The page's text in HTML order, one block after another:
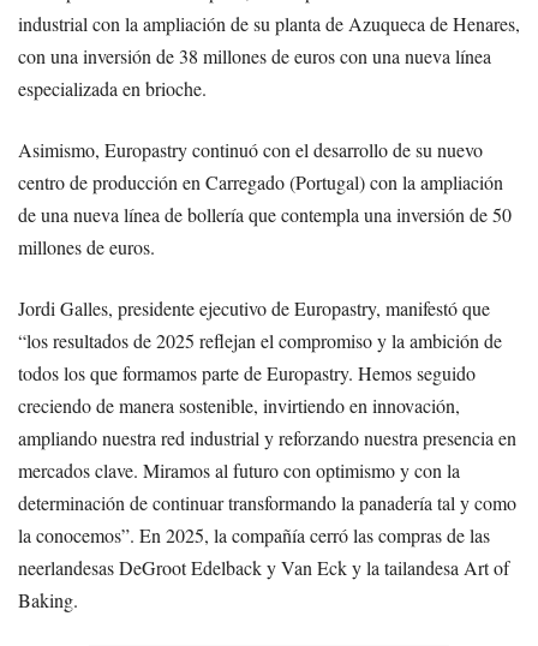
industrial con la ampliación de su planta de Azuqueca de Henares,
con una inversión de 38 millones de euros con una nueva línea
especializada en brioche.
Asimismo, Europastry continuó con el desarrollo de su nuevo
centro de producción en Carregado (Portugal) con la ampliación
de una nueva línea de bollería que contempla una inversión de 50
millones de euros.
Jordi Galles, presidente ejecutivo de Europastry, manifestó que
“los resultados de 2025 reflejan el compromiso y la ambición de
todos los que formamos parte de Europastry. Hemos seguido
creciendo de manera sostenible, invirtiendo en innovación,
ampliando nuestra red industrial y reforzando nuestra presencia en
mercados clave. Miramos al futuro con optimismo y con la
determinación de continuar transformando la panadería tal y como
la conocemos”. En 2025, la compañía cerró las compras de las
neerlandesas DeGroot Edelback y Van Eck y la tailandesa Art of
Baking.